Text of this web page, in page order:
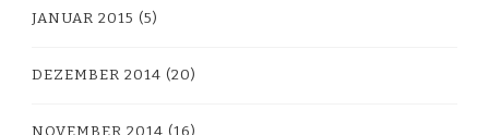
JANUAR 2015 (5)
DEZEMBER 2014 (20)
NOVEMBER 2014 (16)